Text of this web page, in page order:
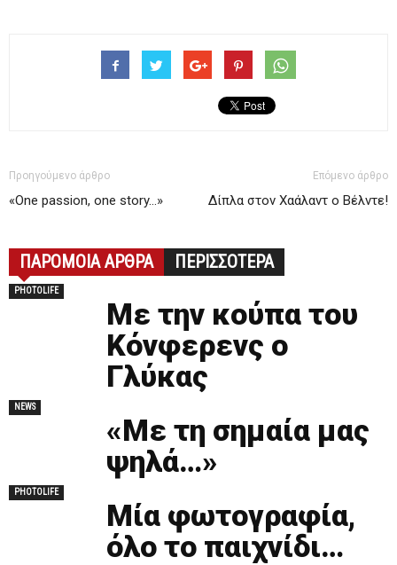
Προηγούμενο άρθρο
«Οne passion, one story…»
Επόμενο άρθρο
Δίπλα στον Χαάλαντ ο Βέλντε!
ΠΑΡΟΜΟΙΑ ΑΡΘΡΑ ΠΕΡΙΣΣΟΤΕΡΑ
PHOTOLIFE
Με την κούπα του
Κόνφερενς ο
Γλύκας
NEWS
«Με τη σημαία μας
ψηλά…»
PHOTOLIFE
Mία φωτογραφία,
όλο το παιχνίδι…